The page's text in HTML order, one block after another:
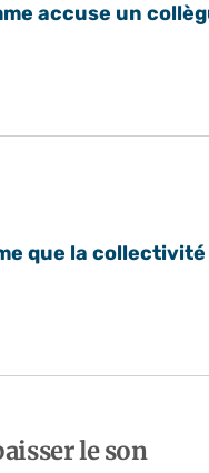
accuse un
que la
le son